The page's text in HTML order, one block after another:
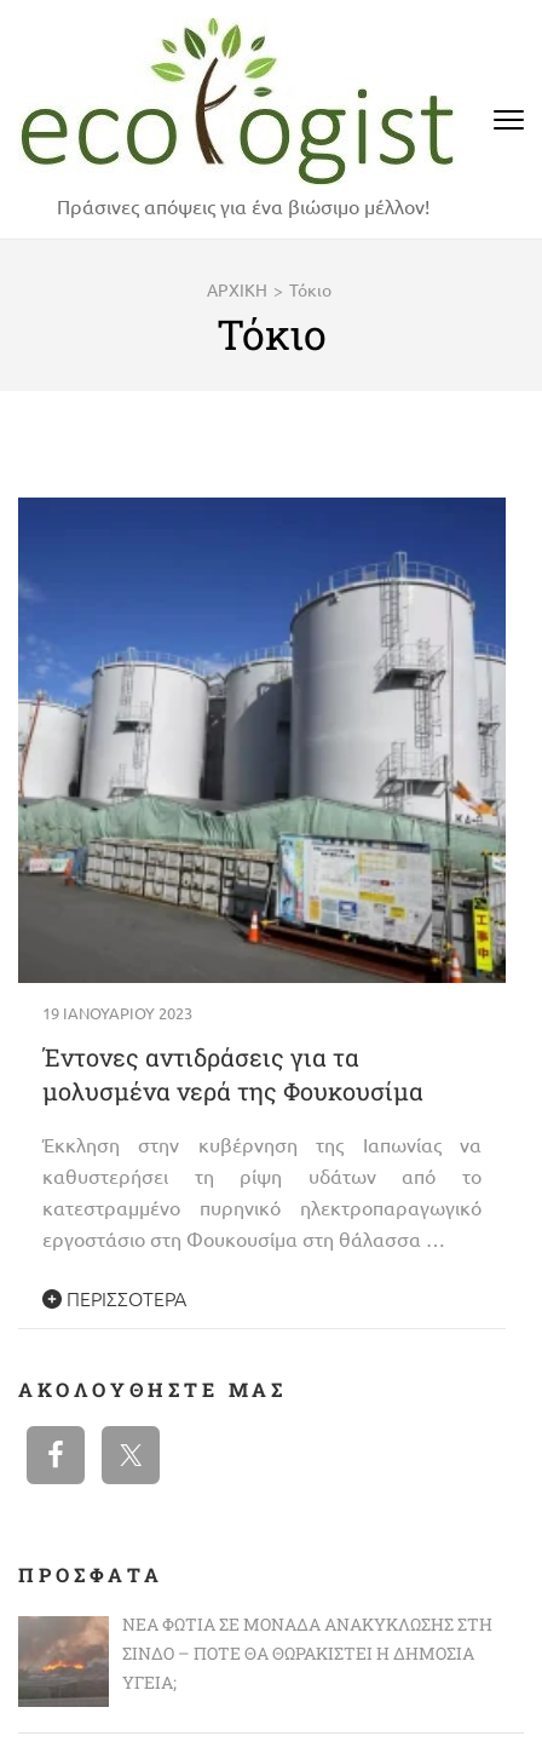
Enter)
Πράσινες απόψεις για ένα βιώσιμο μέλλον!
ΑΡΧΙΚΗ > Τόκιο
Τόκιο
19 ΙΑΝΟΥΑΡΊΟΥ 2023
Έντονες αντιδράσεις για τα
μολυσμένα νερά της Φουκουσίμα
Έκκληση στην κυβέρνηση της Ιαπωνίας να
καθυστερήσει τη ρίψη υδάτων από το
κατεστραμμένο πυρηνικό ηλεκτροπαραγωγικό
εργοστάσιο στη Φουκουσίμα στη θάλασσα …
ΠΕΡΙΣΣΌΤΕΡΑ
ΑΚΟΛΟΥΘΉΣΤΕ ΜΑΣ
ΠΡΟΣΦΑΤΑ
ΝΈΑ ΦΩΤΙΆ ΣΕ ΜΟΝΆΔΑ ΑΝΑΚΎΚΛΩΣΗΣ ΣΤΗ
ΣΊΝΔΟ – ΠΌΤΕ ΘΑ ΘΩΡΑΚΙΣΤΕΊ Η ΔΗΜΌΣΙΑ
ΥΓΕΊΑ;